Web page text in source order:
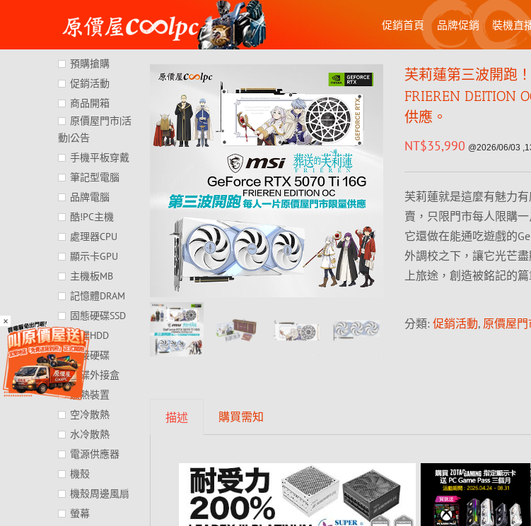
×
content
促銷首頁 品牌促銷 裝機直
芙莉蓮第三波開跑
FRIEREN DEITION
供應。
NT$35,990 @2026/06/03
芙莉蓮就是這麼有魅力
賣，只限門市每人限購
它還做在能通吃遊戲的
外調校之下，讓它光芒
上旅途，創造被銘記的篇
分類: 促銷活動, 原價屋
描述 購買需知
預購搶購
促銷活動
商品開箱
原價屋門市|活
動|公告
手機平板穿戴
筆記型電腦
品牌電腦
酷!PC主機
處理器CPU
顯示卡GPU
主機板MB
記憶體DRAM
固態硬碟SSD
硬碟HDD
外接硬碟
硬碟外接盒
散熱裝置
空冷散熱
水冷散熱
電源供應器
機殼
機殼周邊風扇
螢幕